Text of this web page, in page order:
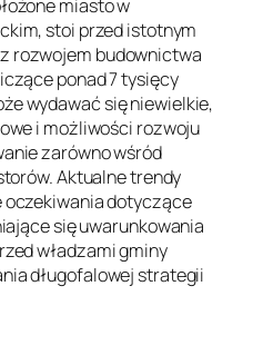
miasto w
stoi przed istotnym
rozwojem budownictwa
ponad 7 tysięcy
wydawać się niewielkie,
i możliwości rozwoju
zarówno wśród
Aktualne trendy
dotyczące
się uwarunkowania
władzami gminy
długofalowej strategii